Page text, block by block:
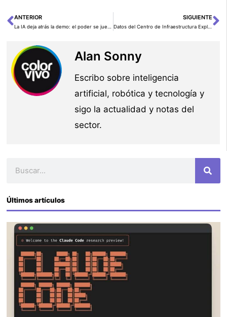
Ant
ANTERIOR SIGUIENTE
Alan Sonny
Escribo sobre inteligencia
artificial, robótica y tecnología y
sigo la actualidad y notas del
sector.
Últimos artículos